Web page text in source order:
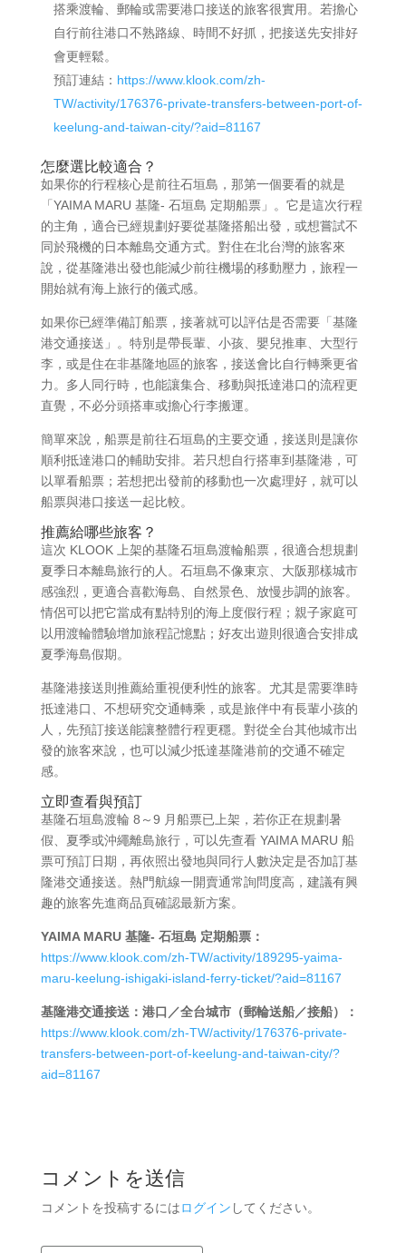
搭乘渡輪、郵輪或需要港口接送的旅客很實用。若擔心
自行前往港口不熟路線、時間不好抓，把接送先安排好
會更輕鬆。
預訂連結： https://www.klook.com/zh-
TW/activity/176376-private-transfers-between-port-of-
keelung-and-taiwan-city/?aid=81167
怎麼選比較適合？
如果你的行程核心是前往石垣島，那第一個要看的就是
「YAIMA MARU 基隆- 石垣島 定期船票」。它是這次行程
的主角，適合已經規劃好要從基隆搭船出發，或想嘗試不
同於飛機的日本離島交通方式。對住在北台灣的旅客來
說，從基隆港出發也能減少前往機場的移動壓力，旅程一
開始就有海上旅行的儀式感。
如果你已經準備訂船票，接著就可以評估是否需要「基隆
港交通接送」。特別是帶長輩、小孩、嬰兒推車、大型行
李，或是住在非基隆地區的旅客，接送會比自行轉乘更省
力。多人同行時，也能讓集合、移動與抵達港口的流程更
直覺，不必分頭搭車或擔心行李搬運。
簡單來說，船票是前往石垣島的主要交通，接送則是讓你
順利抵達港口的輔助安排。若只想自行搭車到基隆港，可
以單看船票；若想把出發前的移動也一次處理好，就可以
船票與港口接送一起比較。
推薦給哪些旅客？
這次 KLOOK 上架的基隆石垣島渡輪船票，很適合想規劃
夏季日本離島旅行的人。石垣島不像東京、大阪那樣城市
感強烈，更適合喜歡海島、自然景色、放慢步調的旅客。
情侶可以把它當成有點特別的海上度假行程；親子家庭可
以用渡輪體驗增加旅程記憶點；好友出遊則很適合安排成
夏季海島假期。
基隆港接送則推薦給重視便利性的旅客。尤其是需要準時
抵達港口、不想研究交通轉乘，或是旅伴中有長輩小孩的
人，先預訂接送能讓整體行程更穩。對從全台其他城市出
發的旅客來說，也可以減少抵達基隆港前的交通不確定
感。
立即查看與預訂
基隆石垣島渡輪 8～9 月船票已上架，若你正在規劃暑
假、夏季或沖繩離島旅行，可以先查看 YAIMA MARU 船
票可預訂日期，再依照出發地與同行人數決定是否加訂基
隆港交通接送。熱門航線一開賣通常詢問度高，建議有興
趣的旅客先進商品頁確認最新方案。
YAIMA MARU 基隆- 石垣島 定期船票：
https://www.klook.com/zh-TW/activity/189295-yaima-
maru-keelung-ishigaki-island-ferry-ticket/?aid=81167
基隆港交通接送：港口／全台城市（郵輪送船／接船）：
https://www.klook.com/zh-TW/activity/176376-private-
transfers-between-port-of-keelung-and-taiwan-city/?
aid=81167
コメントを送信
コメントを投稿するにはログイン してください。